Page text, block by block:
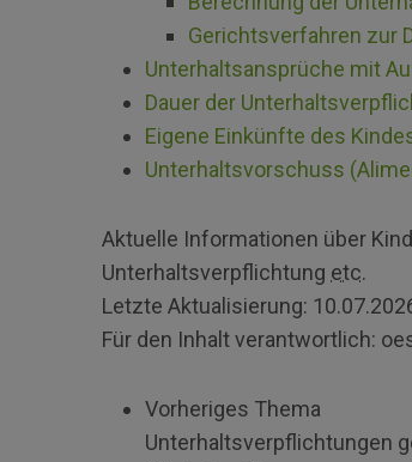
Gerichtsverfahren zur
Unterhaltsansprüche mit
Dauer der
Eigene Einkünfte des
Unterhaltsvorschuss
Aktuelle Informationen über
Unterhaltsverpflichtung etc.
Letzte Aktualisierung:
Für den Inhalt verantwortlich:
Vorheriges Thema
Unterhaltsverpflichtungen